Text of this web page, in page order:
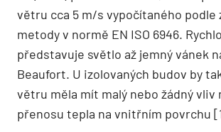
větru cca 5 m/s vypočítaného podle
metody v normě EN ISO 6946.
představuje světlo až jemný vánek
Beaufort. U izolovaných budov by
větru měla mít malý nebo žádný
přenosu tepla na vnitřním povrchu